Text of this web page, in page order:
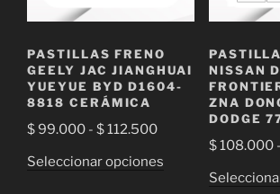
en
página
de
producto
PASTILLAS FRENO
GEELY JAC JIANGHUAI
YUEYUE BYD D1604-
8818 CERÁMICA
$99.000 - $112.500Rango
precios:
Seleccionar opciones
producto
NISSAN
ZNA
DODGE
$108.000 -